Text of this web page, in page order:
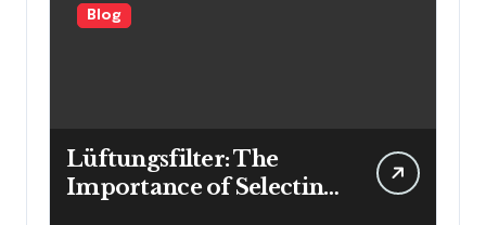
Blog
Lüftungsfilter: The
Importance of Selecting